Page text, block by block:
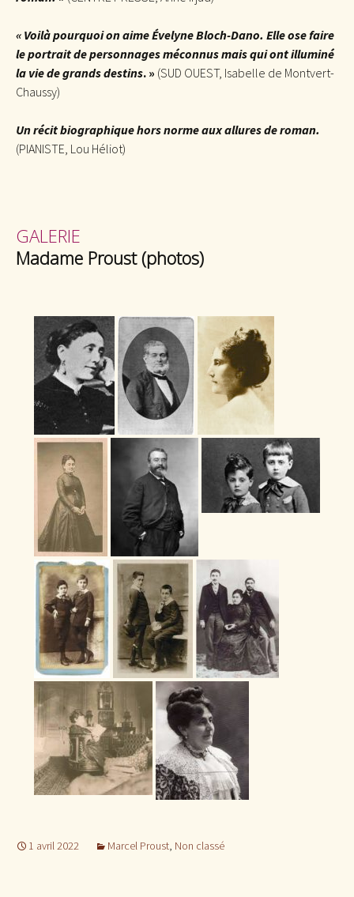
« Voilà pourquoi on aime Évelyne Bloch-Dano. Elle ose faire
le portrait de personnages méconnus mais qui ont illuminé
la vie de grands destins. » (SUD OUEST, Isabelle de Montvert-
Chaussy)
Un récit biographique hors norme aux allures de roman.
(PIANISTE, Lou Héliot)
GALERIE
Madame Proust (photos)
1 avril 2022 Marcel Proust, Non classé